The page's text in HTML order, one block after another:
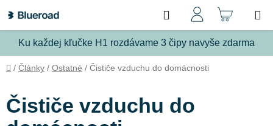
na
obsah
Ku každej kľučke H1 rozdávame 3 čipy navyše zdarma
Hľadať
Domov
/ Články / Ostatné / Čističe vzduchu do domácnosti
Čističe vzduchu do